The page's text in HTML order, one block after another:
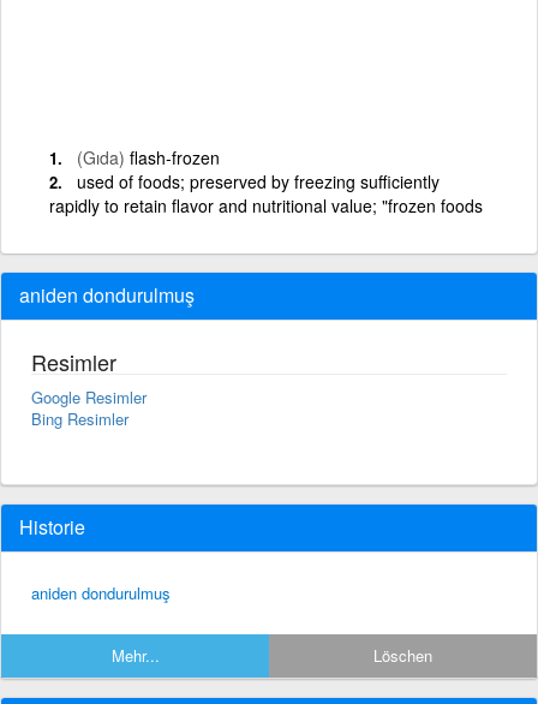
(Gıda) flash-frozen
used of foods; preserved by freezing sufficiently
rapidly to retain flavor and nutritional value; "frozen foods
aniden dondurulmuş
Resimler
Google Resimler
Bing Resimler
Historie
aniden dondurulmuş
Mehr... Löschen